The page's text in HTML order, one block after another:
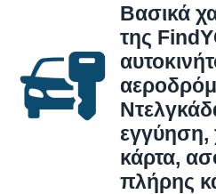
Βασικά
της
εγγύηση,
κάρτα,
πλήρης